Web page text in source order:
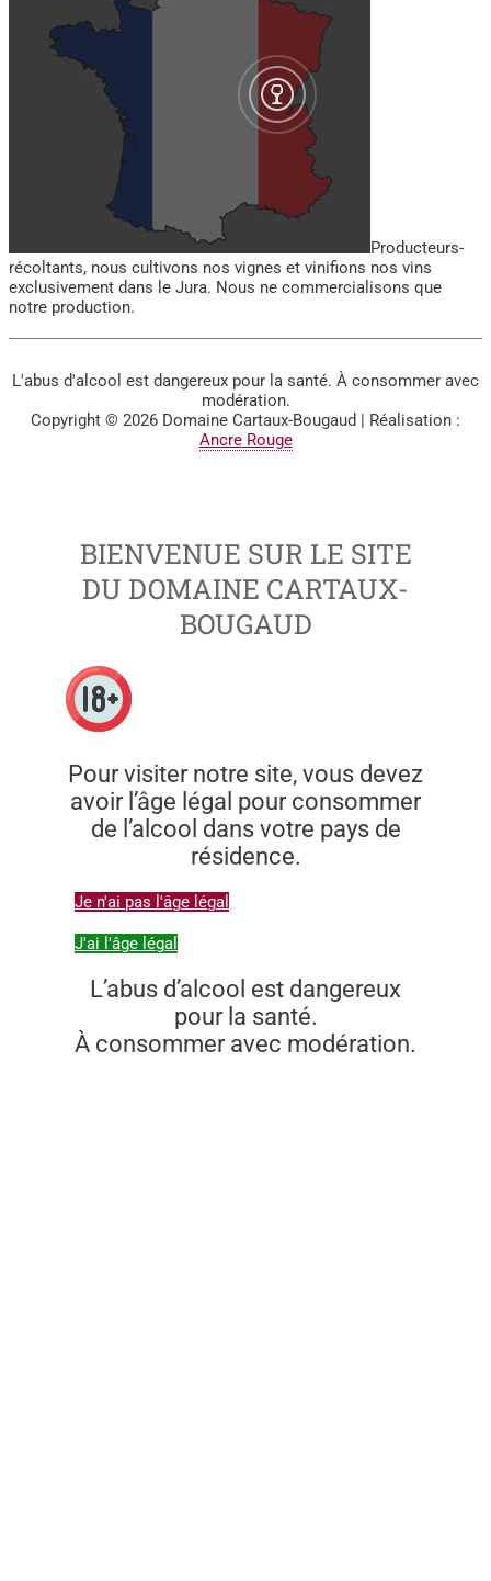
Producteurs-
récoltants, nous cultivons nos vignes et vinifions nos vins
exclusivement dans le Jura. Nous ne commercialisons que
notre production.
L'abus d'alcool est dangereux pour la santé. À consommer avec
modération.
Copyright © 2026 Domaine Cartaux-Bougaud | Réalisation :
Ancre Rouge
BIENVENUE SUR LE SITE
DU DOMAINE CARTAUX-
BOUGAUD
Pour visiter notre site, vous devez
avoir l’âge légal pour consommer
de l’alcool dans votre pays de
résidence.
Je n'ai pas l'âge légal
J'ai l'âge légal
L’abus d’alcool est dangereux
pour la santé.
À consommer avec modération.